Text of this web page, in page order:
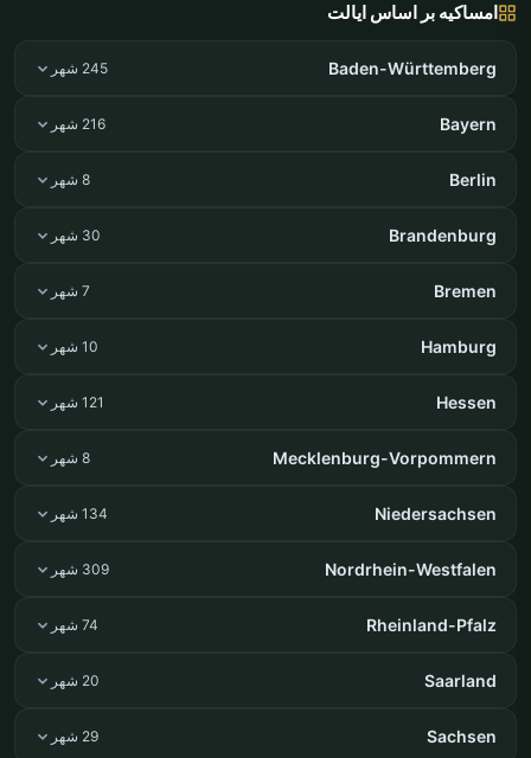
امساکیه بر اساس ایالت
Baden-Württemberg 245 شهر
Bayern 216 شهر
Berlin 8 شهر
Brandenburg 30 شهر
Bremen 7 شهر
Hamburg 10 شهر
Hessen 121 شهر
Mecklenburg-Vorpommern 8 شهر
Niedersachsen 134 شهر
Nordrhein-Westfalen 309 شهر
Rheinland-Pfalz 74 شهر
Saarland 20 شهر
Sachsen 29 شهر